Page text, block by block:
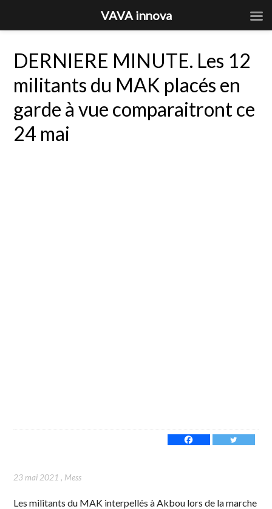
DERNIERE MINUTE. Les 12
militants du MAK placés en
garde à vue comparaitront ce
24 mai
23 mai 2021 , Mess
Les militants du MAK interpellés à Akbou lors de la marche
VAVA innova